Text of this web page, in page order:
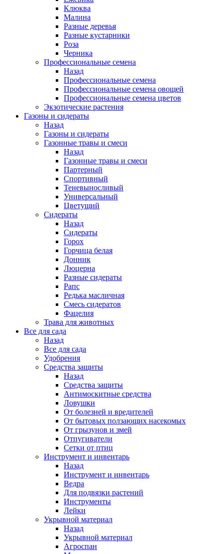
Клюква
Малина
Разные деревья
Разные кустарники
Роза
Черника
Профессиональные семена
Назад
Профессиональные семена
Профессиональные семена овощей
Профессиональные семена цветов
Экзотические растения
Газоны и сидераты
Назад
Газоны и сидераты
Газонные травы и смеси
Назад
Газонные травы и смеси
Партерный
Спортивный
Теневыносливый
Универсальный
Цветущий
Сидераты
Назад
Сидераты
Горох
Горчица белая
Донник
Люцерна
Разные сидераты
Рапс
Редька масличная
Смесь сидератов
Фацелия
Трава для животных
Все для сада
Назад
Все для сада
Удобрения
Средства защиты
Назад
Средства защиты
Антимоскитные средства
Ловушки
От болезней и вредителей
От бытовых ползающих насекомых
От грызунов и змей
Отпугиватели
Сетки от птиц
Инструмент и инвентарь
Назад
Инструмент и инвентарь
Ведра
Для подвязки растений
Инструменты
Лейки
Укрывной материал
Назад
Укрывной материал
Агроспан